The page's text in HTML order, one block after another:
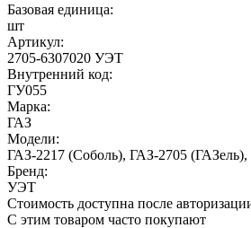
Базовая единица:
шт
Артикул:
2705-6307020 УЭТ
Внутренний код:
ГУ055
Марка:
ГАЗ
Модели:
ГАЗ-2217 (Соболь), ГАЗ-2705 (ГАЗель),
Бренд:
УЭТ
Стоимость доступна после
С этим товаром часто покупают